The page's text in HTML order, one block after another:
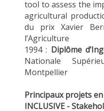
tool to assess the
agricultural
du prix Xavier
l’Agriculture
1994 : Diplôme
Nationale
Montpellier
Principaux projets
INCLUSIVE -